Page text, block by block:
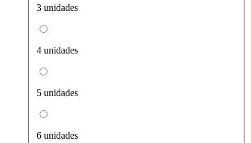
3 unidades
4 unidades
5 unidades
6 unidades